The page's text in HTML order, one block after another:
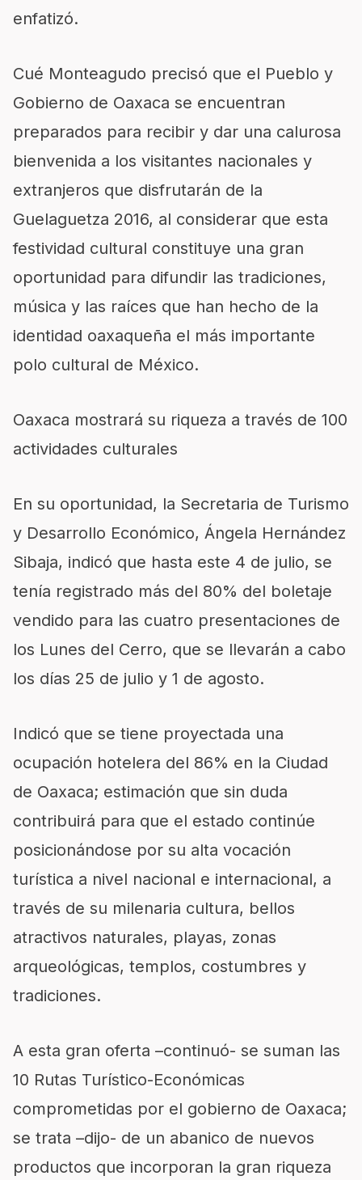
enfatizó.
Cué Monteagudo precisó que el Pueblo y
Gobierno de Oaxaca se encuentran
preparados para recibir y dar una calurosa
bienvenida a los visitantes nacionales y
extranjeros que disfrutarán de la
Guelaguetza 2016, al considerar que esta
festividad cultural constituye una gran
oportunidad para difundir las tradiciones,
música y las raíces que han hecho de la
identidad oaxaqueña el más importante
polo cultural de México.
Oaxaca mostrará su riqueza a través de 100
actividades culturales
En su oportunidad, la Secretaria de Turismo
y Desarrollo Económico, Ángela Hernández
Sibaja, indicó que hasta este 4 de julio, se
tenía registrado más del 80% del boletaje
vendido para las cuatro presentaciones de
los Lunes del Cerro, que se llevarán a cabo
los días 25 de julio y 1 de agosto.
Indicó que se tiene proyectada una
ocupación hotelera del 86% en la Ciudad
de Oaxaca; estimación que sin duda
contribuirá para que el estado continúe
posicionándose por su alta vocación
turística a nivel nacional e internacional, a
través de su milenaria cultura, bellos
atractivos naturales, playas, zonas
arqueológicas, templos, costumbres y
tradiciones.
A esta gran oferta –continuó- se suman las
10 Rutas Turístico-Económicas
comprometidas por el gobierno de Oaxaca;
se trata –dijo- de un abanico de nuevos
productos que incorporan la gran riqueza